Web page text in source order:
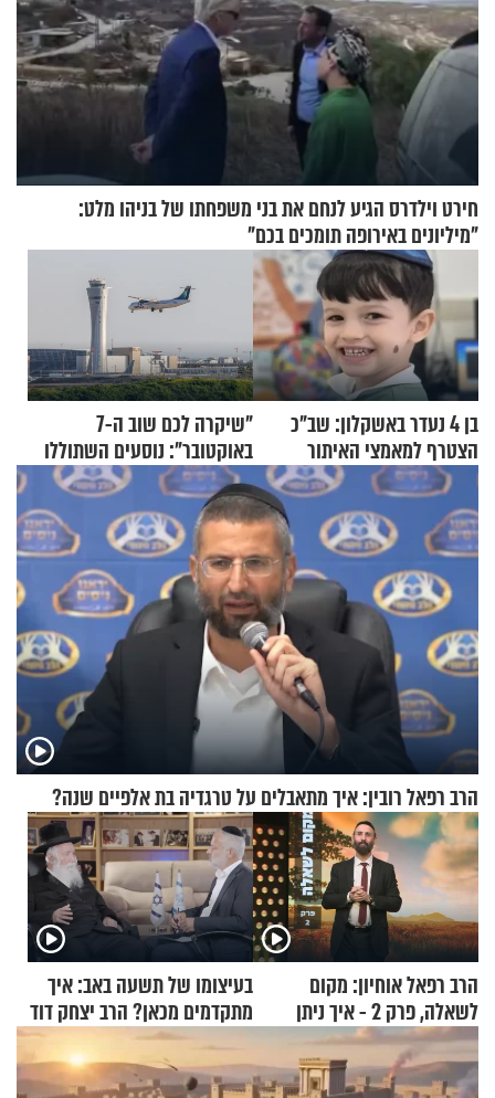
חירט וילדרס הגיע לנחם את בני משפחתו של בניהו מלט:
"מיליונים באירופה תומכים בכם"
בן 4 נעדר באשקלון: שב"כ
הצטרף למאמצי האיתור
"שיקרה לכם שוב ה-7
באוקטובר": נוסעים השתוללו
בטיסה לפרנקפורט ונעצרו
לאחר שתקפו שוטרים
הרב רפאל רובין: איך מתאבלים על טרגדיה בת אלפיים שנה?
הרב רפאל אוחיון: מקום
לשאלה, פרק 2 - איך ניתן
להוכיח שהתורה משמיים?
בעיצומו של תשעה באב: איך
מתקדמים מכאן? הרב יצחק דוד
גרוסמן בשיחה מיוחדת